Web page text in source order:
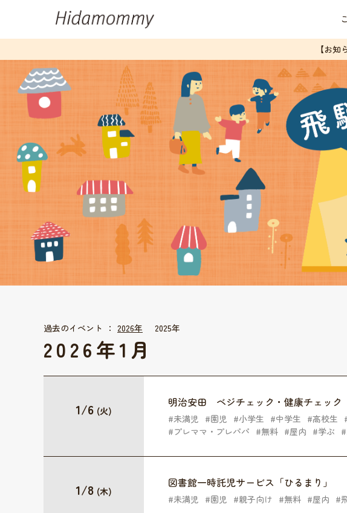
【お
過去のイベント 2025年
2026年
2026年1月
1/6 (火)
明治安田 ベジチェック・健康チェック
未満児 園児 小学生 中学生 高校生
プレママ・プレパパ
無料 屋内 学ぶ
1/8 (木)
図書館一時託児サービス「ひるまり」
未満児 園児 親子向け 無料 屋内